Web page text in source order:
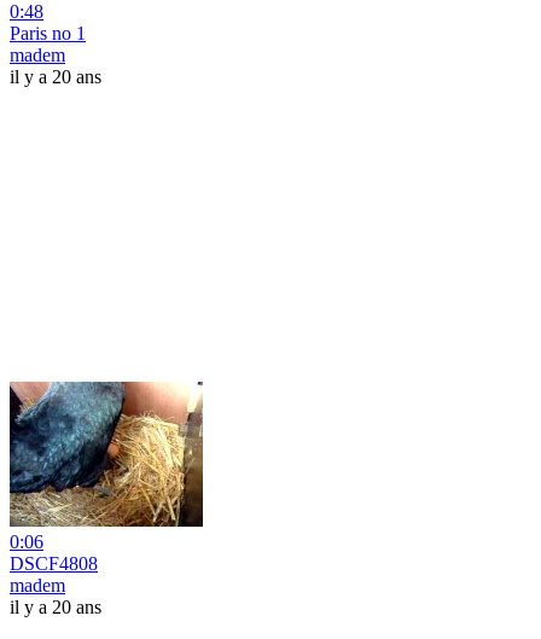
0:48
Paris no 1
madem
il y a 20 ans
0:06
DSCF4808
madem
il y a 20 ans